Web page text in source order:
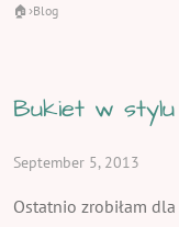
🏠 ›Blog
Bukiet w stylu
September 5, 2013
Ostatnio zrobiłam